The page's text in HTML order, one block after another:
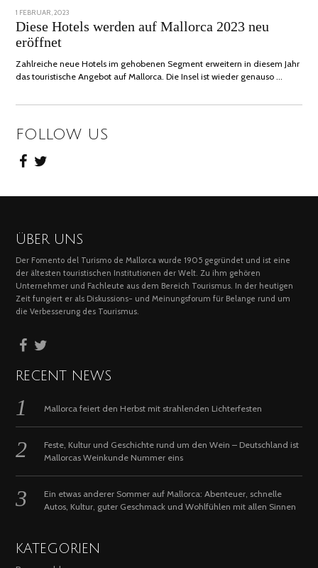
POSTED
ON
1 FEBRUAR, 2023
FEBRUAR,
2023
Diese Hotels werden auf Mallorca 2023 neu
eröffnet
Zahlreiche neue Hotels im gehobenen Segment erweitern in diesem Jahr
das touristische Angebot auf Mallorca. Die Insel ist wieder genauso …
FOLLOW US
ÜBER UNS
Der Fomento del Turismo de Mallorca wurde 1905 gegründet und ist eine
der ältesten touristischen Institutionen der Welt. Zu ihm gehören
Unternehmer und Fachleute aus dem Bereich Tourismus. In der heutigen
Zeit fungiert er als Diskussions- und Meinungsforum für Belange rund um
die Verbesserung des Tourismus.
RECENT NEWS
Mallorca feiert den Herbst mit strahlenden Lichterfesten
Feste, Kultur und Geschichte rund um den Wein – Deutschland ist
Mallorcas Weinkunde Nummer eins
Ein etwas anderer Sommer auf Mallorca: Abenteuer, schnelle
Autos, Kultur, guter Geschmack und Wohlfühlen mit allen Sinnen
KATEGORIEN